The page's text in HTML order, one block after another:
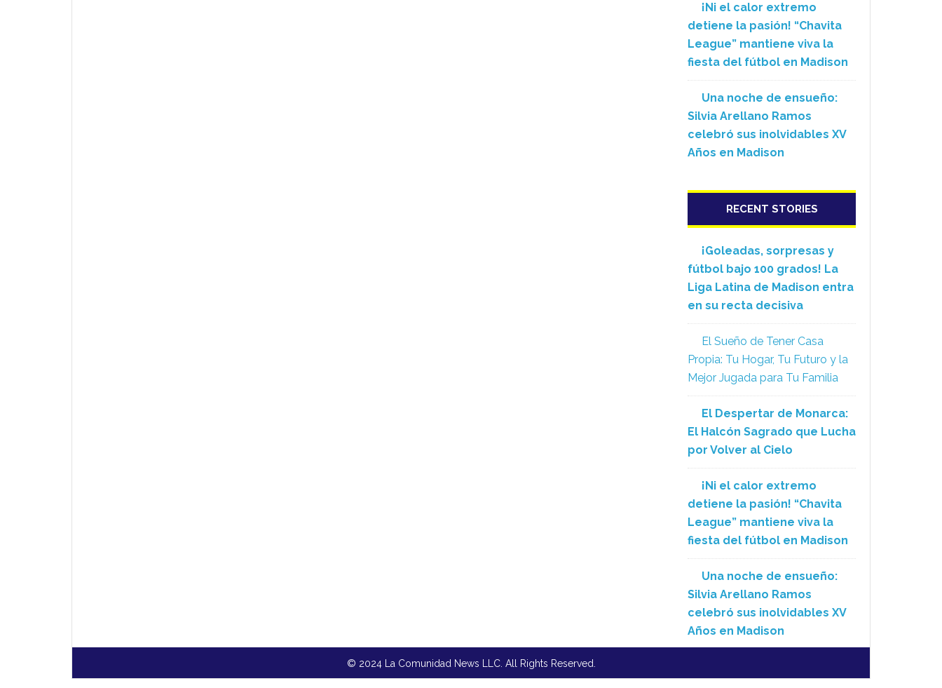
¡Ni el calor extremo
detiene la pasión! “Chavita
League” mantiene viva la
fiesta del fútbol en Madison
Una noche de ensueño:
Silvia Arellano Ramos
celebró sus inolvidables XV
Años en Madison
RECENT STORIES
¡Goleadas, sorpresas y
fútbol bajo 100 grados! La
Liga Latina de Madison entra
en su recta decisiva
El Sueño de Tener Casa
Propia: Tu Hogar, Tu Futuro y la
Mejor Jugada para Tu Familia
El Despertar de Monarca:
El Halcón Sagrado que Lucha
por Volver al Cielo
¡Ni el calor extremo
detiene la pasión! “Chavita
League” mantiene viva la
fiesta del fútbol en Madison
Una noche de ensueño:
Silvia Arellano Ramos
celebró sus inolvidables XV
Años en Madison
© 2024 La Comunidad News LLC. All Rights Reserved.